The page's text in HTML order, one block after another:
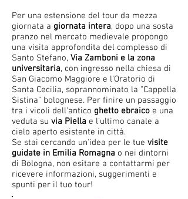
Per una estensione del tour da mezza
giornata a giornata intera, dopo una sosta
pranzo nel mercato medievale propongo
una visita approfondita del complesso di
Santo Stefano, Via Zamboni e la zona
universitaria, con ingresso nella chiesa di
San Giacomo Maggiore e l'Oratorio di
Santa Cecilia, soprannominato la "Cappella
Sistina" bolognese. Per finire un passaggio
tra i vicoli dell'antico ghetto ebraico e una
veduta su via Piella e l'ultimo canale a
cielo aperto esistente in città.
Se stai cercando un'idea per le tue visite
guidate in Emilia Romagna o nei dintorni
di Bologna, non esitare a contattarmi per
ricevere informazioni, suggerimenti e
spunti per il tuo tour!